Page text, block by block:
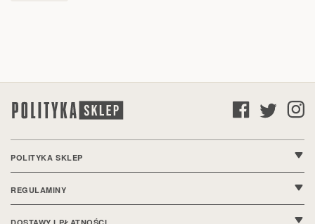
POLITYKA SKLEP
REGULAMINY
Regulamin sklepu